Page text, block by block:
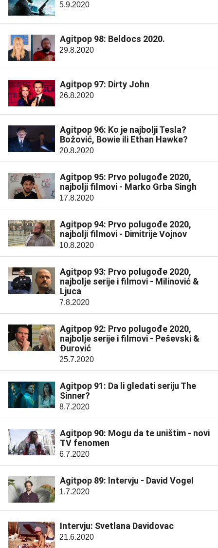
5.9.2020
Agitpop 98: Beldocs 2020.
29.8.2020
Agitpop 97: Dirty John
26.8.2020
Agitpop 96: Ko je najbolji Tesla?
Božović, Bowie ili Ethan Hawke?
20.8.2020
Agitpop 95: Prvo polugođe 2020,
najbolji filmovi - Marko Grba Singh
17.8.2020
Agitpop 94: Prvo polugođe 2020,
najbolji filmovi - Dimitrije Vojnov
10.8.2020
Agitpop 93: Prvo polugođe 2020,
najbolje serije i filmovi - Milinović &
Ljuca
7.8.2020
Agitpop 92: Prvo polugođe 2020,
najbolje serije i filmovi - Peševski &
Đurović
25.7.2020
Agitpop 91: Da li gledati seriju The
Sinner?
8.7.2020
Agitpop 90: Mogu da te uništim - novi
TV fenomen
6.7.2020
Agitpop 89: Intervju - David Vogel
1.7.2020
Intervju: Svetlana Davidovac
21.6.2020